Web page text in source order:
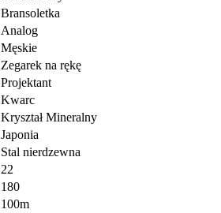
Bransoletka
Analog
Męskie
Zegarek na rękę
Projektant
Kwarc
Kryształ Mineralny
Japonia
Stal nierdzewna
22
180
100m